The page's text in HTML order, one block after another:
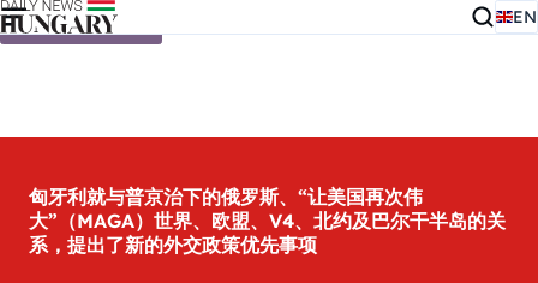
Skip to content EN
匈牙利就与普京治下的俄罗斯、“让美国再次伟
大”（MAGA）世界、欧盟、V4、北约及巴尔干半岛的关
系，提出了新的外交政策优先事项